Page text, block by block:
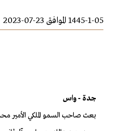
1445-1-05 الموافق 23-07-2023
جدة - واس
بعث صاحب السمو الملكي الأمير